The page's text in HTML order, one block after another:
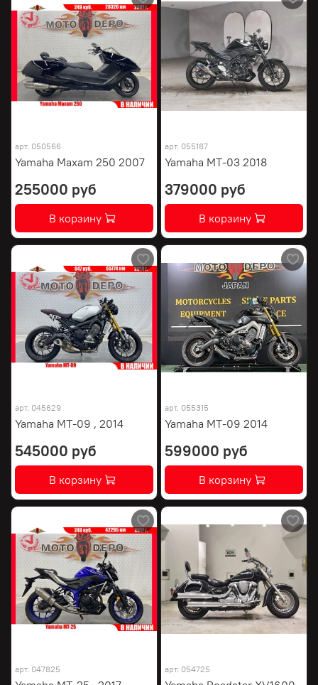
арт. 050566
Yamaha Maxam 250 2007
255000 руб
В корзину
арт. 055187
Yamaha MT-03 2018
379000 руб
В корзину
арт. 045629
Yamaha MT-09 , 2014
545000 руб
В корзину
арт. 055315
Yamaha MT-09 2014
599000 руб
В корзину
арт. 047825 арт. 054725